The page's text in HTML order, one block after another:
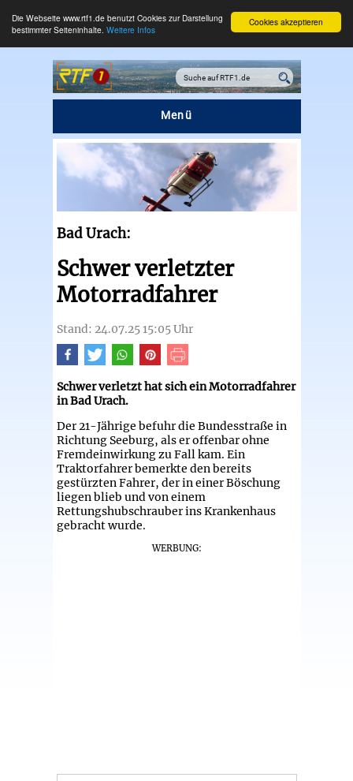
Cookies akzeptieren
Die Webseite www.rtf1.de benutzt Cookies zur Darstellung
bestimmter Seiteninhalte. Weitere Infos
Menü
Bad Urach:
Schwer verletzter
Motorradfahrer
Stand: 24.07.25 15:05 Uhr
Schwer verletzt hat sich ein Motorradfahrer
in Bad Urach.
Der 21-Jährige befuhr die Bundesstraße in
Richtung Seeburg, als er offenbar ohne
Fremdeinwirkung zu Fall kam. Ein
Traktorfahrer bemerkte den bereits
gestürzten Fahrer, der in einer Böschung
liegen blieb und von einem
Rettungshubschrauber ins Krankenhaus
gebracht wurde.
WERBUNG: